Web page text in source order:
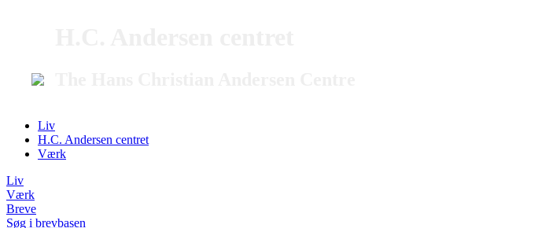
Liv
H.C. Andersen centret
Værk
Liv
Værk
Breve
Søg i brevbasen